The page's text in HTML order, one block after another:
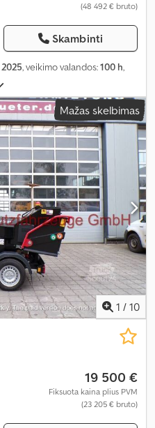
(48 492 € bruto)
Skambinti
2025, veikimo valandos:100 h,
Mažas skelbimas
1 / 10
19 500 €
Fiksuota kaina plius PVM
(23 205 € bruto)